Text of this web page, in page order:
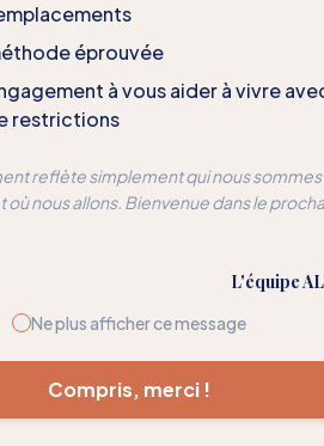
éprouvée
à vous aider à vivre
restrictions
reflète simplement qui nous sommes
nous allons. Bienvenue dans le
L'équipe
Ne plus afficher ce message
Compris, merci !
La
Nous
votre
temps
Suivi de